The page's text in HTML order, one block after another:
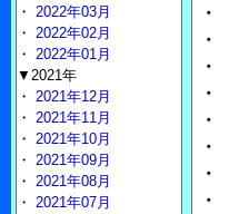
・
・
・
・
・
・
・
・
・ 2022年03月
・ 2022年02月
・ 2022年01月
▼2021年
・ 2021年12月
・ 2021年11月
・ 2021年10月
・ 2021年09月
・ 2021年08月
・ 2021年07月